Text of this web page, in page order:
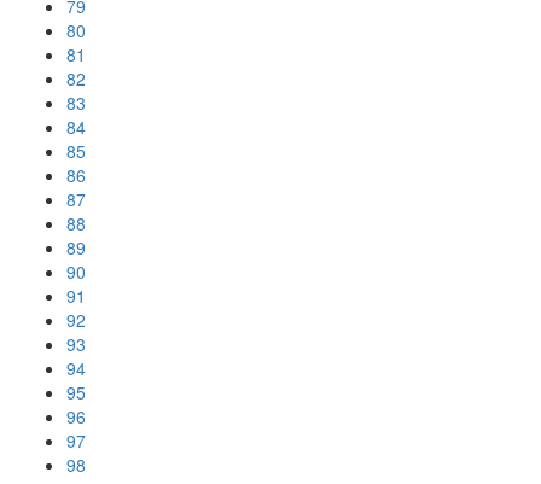
79
80
81
82
83
84
85
86
87
88
89
90
91
92
93
94
95
96
97
98